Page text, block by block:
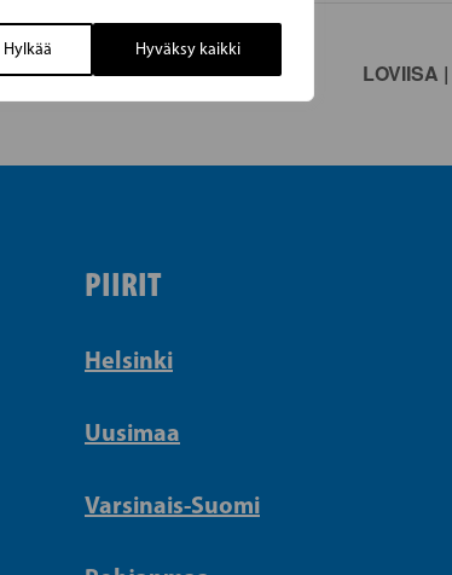
Hylkää Hyväksy kaikki
LOVIISA
PIIRIT
Helsinki
Uusimaa
Varsinais-Suomi